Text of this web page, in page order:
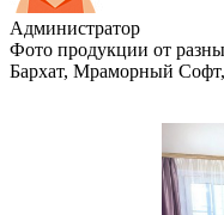
Администратор
Фото продукции от
Бархат, Мраморный